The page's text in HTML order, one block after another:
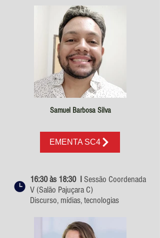
Samuel Barbosa Silva
EMENTA SC4
16:30 às 18:30 I Sessão Coordenada
V (Salão Pajuçara C)
Discurso, mídias, tecnologias